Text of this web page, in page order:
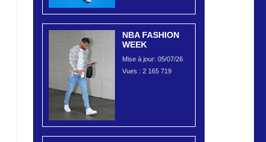
NBA FASHION
WEEK
Mise à jour: 05/07/26
Vues : 2 165 719